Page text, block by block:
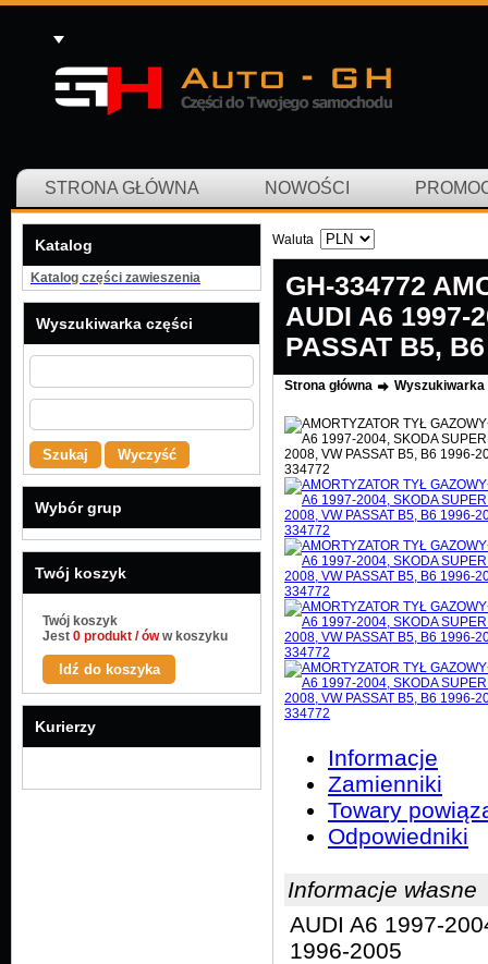
STRONA GŁÓWNA NOWOŚCI
Katalog
Katalog części zawieszenia
Wyszukiwarka części
Wybór grup
Twój koszyk
Twój koszyk
Jest 0 produkt / óww koszyku
Idź do koszyka
Kurierzy
Waluta
GH-334772
AUDI A6 1997-
PASSAT B5,
Strona główna Wyszukiwarka
Informacje
Zamienniki
Towary
Odpowiedniki
Informacje własne
AUDI A6 1997-
1996-2005